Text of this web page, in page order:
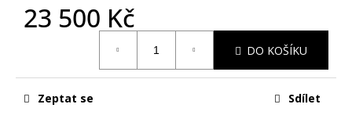
23 500 Kč
DO KOŠÍKU
Zeptat se Sdílet